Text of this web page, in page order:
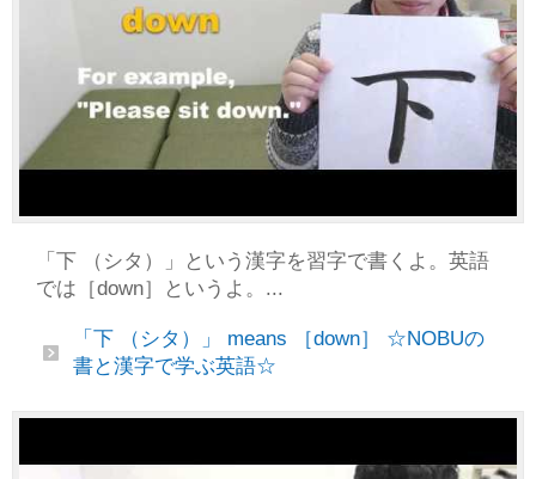
「下 （シタ）」という漢字を習字で書くよ。英語
では［down］というよ。...
「下 （シタ）」 means ［down］ ☆NOBUの
書と漢字で学ぶ英語☆